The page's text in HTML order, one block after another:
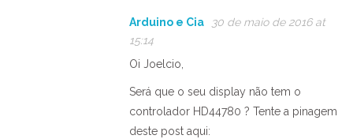
Arduino e Cia
30 de maio de 2016 at
15:14
Oi Joelcio,
Será que o seu display não tem o
controlador HD44780 ? Tente a pinagem
deste post aqui: